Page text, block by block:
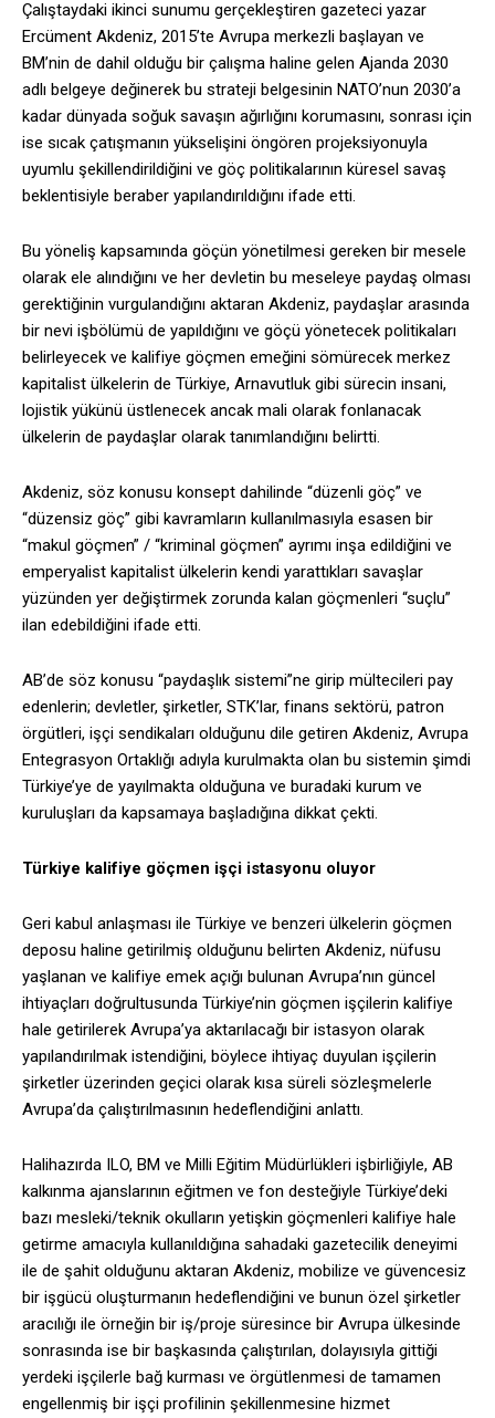
Çalıştaydaki ikinci sunumu gerçekleştiren gazeteci yazar
Ercüment Akdeniz, 2015’te Avrupa merkezli başlayan ve
BM’nin de dahil olduğu bir çalışma haline gelen Ajanda 2030
adlı belgeye değinerek bu strateji belgesinin NATO’nun 2030’a
kadar dünyada soğuk savaşın ağırlığını korumasını, sonrası için
ise sıcak çatışmanın yükselişini öngören projeksiyonuyla
uyumlu şekillendirildiğini ve göç politikalarının küresel savaş
beklentisiyle beraber yapılandırıldığını ifade etti.
Bu yöneliş kapsamında göçün yönetilmesi gereken bir mesele
olarak ele alındığını ve her devletin bu meseleye paydaş olması
gerektiğinin vurgulandığını aktaran Akdeniz, paydaşlar arasında
bir nevi işbölümü de yapıldığını ve göçü yönetecek politikaları
belirleyecek ve kalifiye göçmen emeğini sömürecek merkez
kapitalist ülkelerin de Türkiye, Arnavutluk gibi sürecin insani,
lojistik yükünü üstlenecek ancak mali olarak fonlanacak
ülkelerin de paydaşlar olarak tanımlandığını belirtti.
Akdeniz, söz konusu konsept dahilinde “düzenli göç” ve
“düzensiz göç” gibi kavramların kullanılmasıyla esasen bir
“makul göçmen” / “kriminal göçmen” ayrımı inşa edildiğini ve
emperyalist kapitalist ülkelerin kendi yarattıkları savaşlar
yüzünden yer değiştirmek zorunda kalan göçmenleri “suçlu”
ilan edebildiğini ifade etti.
AB’de söz konusu “paydaşlık sistemi”ne girip mültecileri pay
edenlerin; devletler, şirketler, STK’lar, finans sektörü, patron
örgütleri, işçi sendikaları olduğunu dile getiren Akdeniz, Avrupa
Entegrasyon Ortaklığı adıyla kurulmakta olan bu sistemin şimdi
Türkiye’ye de yayılmakta olduğuna ve buradaki kurum ve
kuruluşları da kapsamaya başladığına dikkat çekti.
Türkiye kalifiye göçmen işçi istasyonu oluyor
Geri kabul anlaşması ile Türkiye ve benzeri ülkelerin göçmen
deposu haline getirilmiş olduğunu belirten Akdeniz, nüfusu
yaşlanan ve kalifiye emek açığı bulunan Avrupa’nın güncel
ihtiyaçları doğrultusunda Türkiye’nin göçmen işçilerin kalifiye
hale getirilerek Avrupa’ya aktarılacağı bir istasyon olarak
yapılandırılmak istendiğini, böylece ihtiyaç duyulan işçilerin
şirketler üzerinden geçici olarak kısa süreli sözleşmelerle
Avrupa’da çalıştırılmasının hedeflendiğini anlattı.
Halihazırda ILO, BM ve Milli Eğitim Müdürlükleri işbirliğiyle, AB
kalkınma ajanslarının eğitmen ve fon desteğiyle Türkiye’deki
bazı mesleki/teknik okulların yetişkin göçmenleri kalifiye hale
getirme amacıyla kullanıldığına sahadaki gazetecilik deneyimi
ile de şahit olduğunu aktaran Akdeniz, mobilize ve güvencesiz
bir işgücü oluşturmanın hedeflendiğini ve bunun özel şirketler
aracılığı ile örneğin bir iş/proje süresince bir Avrupa ülkesinde
sonrasında ise bir başkasında çalıştırılan, dolayısıyla gittiği
yerdeki işçilerle bağ kurması ve örgütlenmesi de tamamen
engellenmiş bir işçi profilinin şekillenmesine hizmet